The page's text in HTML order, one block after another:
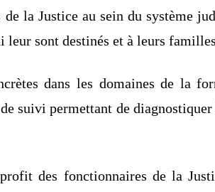
la Justice au sein du système
leur sont destinés et à leurs
dans les domaines de la
suivi permettant de
des fonctionnaires de la